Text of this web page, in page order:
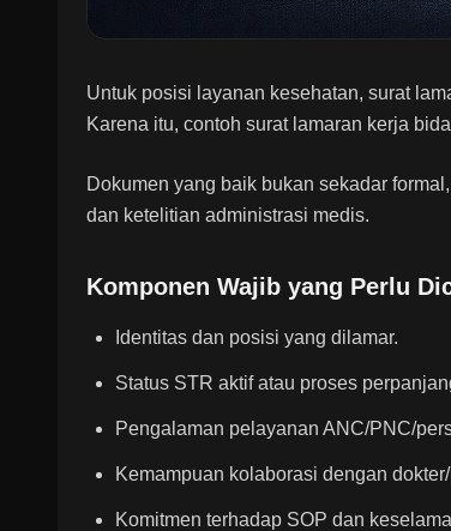
Untuk posisi layanan kesehatan, surat
Karena itu, contoh surat lamaran kerja
Dokumen yang baik bukan sekadar
dan ketelitian administrasi medis.
Komponen Wajib yang Perlu
Identitas dan posisi yang dilamar.
Status STR aktif atau proses
Pengalaman pelayanan ANC/PNC/
Kemampuan kolaborasi dengan
Komitmen terhadap SOP dan